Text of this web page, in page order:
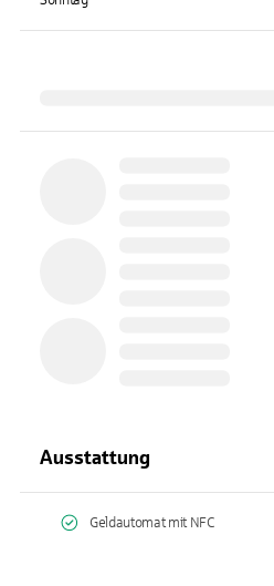
Ausstattung
Geldautomat mit NFC